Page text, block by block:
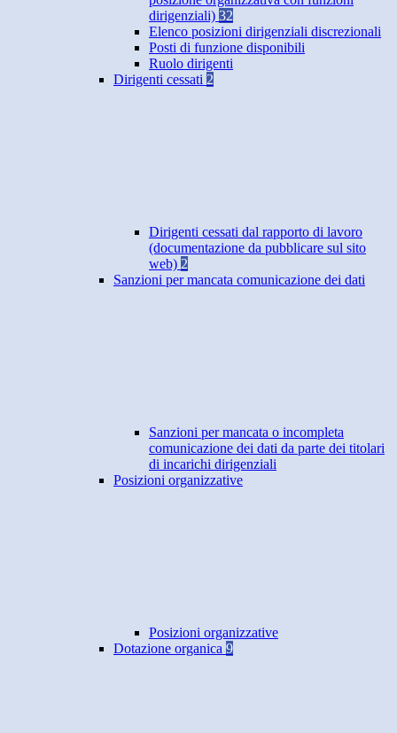
dirigenziali) 32
Elenco posizioni dirigenziali discrezionali
Posti di funzione disponibili
Ruolo dirigenti
Dirigenti cessati 2
Dirigenti cessati dal rapporto di lavoro
(documentazione da pubblicare sul sito
web) 2
Sanzioni per mancata comunicazione dei dati
Sanzioni per mancata o incompleta
comunicazione dei dati da parte dei titolari
di incarichi dirigenziali
Posizioni organizzative
Posizioni organizzative
Dotazione organica 9